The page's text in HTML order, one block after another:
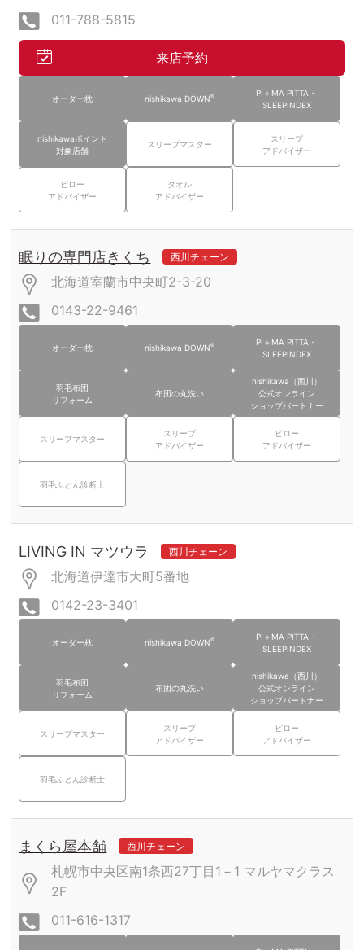
011-788-5815
来店予約
オーダー枕 nishikawa DOWN®
PI＋MA PITTA・
SLEEPINDEX
nishikawaポイント
対象店舗
スリープマスター
スリープ
アドバイザー
ピロー
アドバイザー
タオル
アドバイザー
眠りの専門店きくち 西川チェーン
北海道室蘭市中央町2-3-20
0143-22-9461
オーダー枕 nishikawa DOWN®
PI＋MA PITTA・
SLEEPINDEX
羽毛布団
リフォーム
布団の丸洗い
nishikawa（西川）
公式オンライン
ショップパートナー
スリープマスター
スリープ
アドバイザー
ピロー
アドバイザー
羽毛ふとん診断士
LIVING IN マツウラ 西川チェーン
北海道伊達市大町5番地
0142-23-3401
オーダー枕 nishikawa DOWN®
PI＋MA PITTA・
SLEEPINDEX
羽毛布団
リフォーム
布団の丸洗い
nishikawa（西川）
公式オンライン
ショップパートナー
スリープマスター
スリープ
アドバイザー
ピロー
アドバイザー
羽毛ふとん診断士
まくら屋本舗 西川チェーン
札幌市中央区南1条西27丁目1－1 マルヤマクラス
2F
011-616-1317